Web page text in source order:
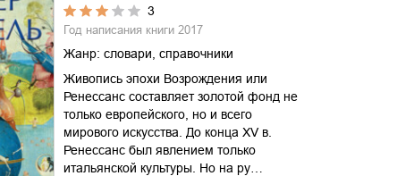
3
Год написания книги 2017
Жанр: словари, справочники
Живопись эпохи Возрождения или
Ренессанс составляет золотой фонд не
только европейского, но и всего
мирового искусства. До конца XV в.
Ренессанс был явлением только
итальянской культуры. Но на ру…